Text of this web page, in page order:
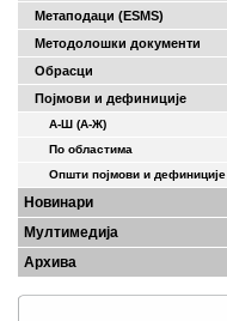
Метаподаци (ESMS)
Методолошки документи
Обрасци
Појмови и дефиниције
А-Ш (A-Ж)
По областима
Општи појмови и дефиниције
Новинари
Мултимедија
Архива